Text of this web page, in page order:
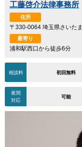
工藤啓介法律事務所
住所
〒330-0064 埼玉県さいた
最寄り
浦和駅西口から徒歩6分
相談料 初回無料
夜間
対応
可能